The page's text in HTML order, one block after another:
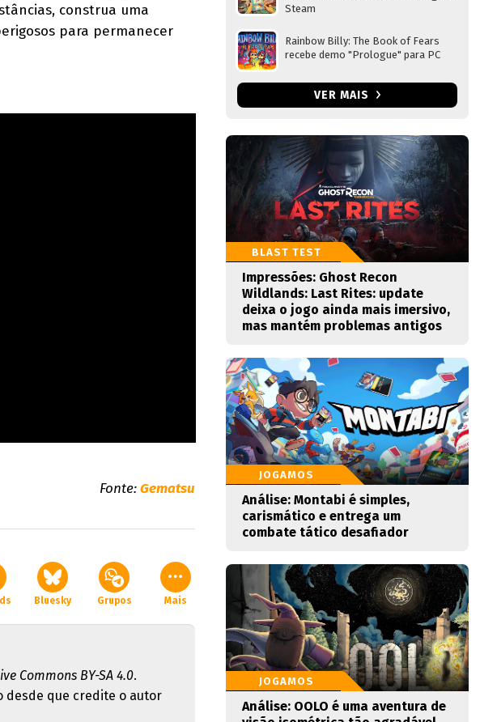
construa uma
para permanecer
Fonte:Gematsu
Bluesky Grupos Mais
Commons BY-SA 4.0.
desde que credite o autor
Steam
Rainbow Billy: The Book of Fears
recebe demo "Prologue" para PC
VER MAIS
BLAST TEST
Impressões: Ghost Recon
Wildlands: Last Rites: update
deixa o jogo ainda mais imersivo,
mas mantém problemas antigos
JOGAMOS
Análise: Montabi é simples,
carismático e entrega um
combate tático desafiador
JOGAMOS
Análise: OOLO é uma aventura de